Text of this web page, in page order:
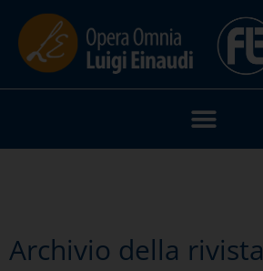
Archivio della rivista